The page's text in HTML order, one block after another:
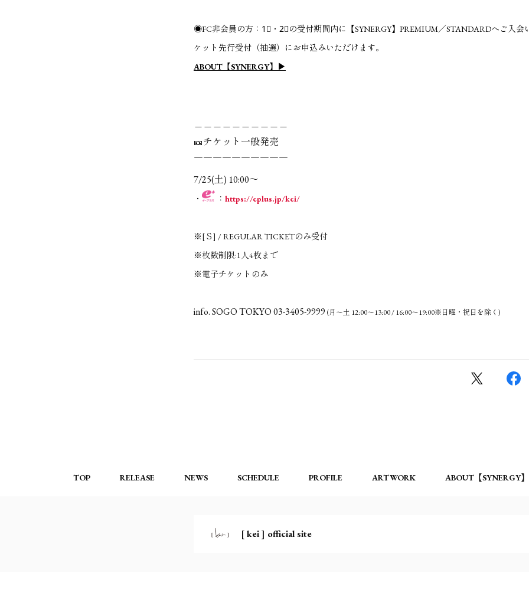
◉FC非会員の方：1⃣・2⃣の受付期間内に【SYNERGY】PREMIUM／STANDARDへご入会
ケット先行受付（抽選）にお申込みいただけます。
ABOUT【SYNERGY】▶
🎫チケット一般発売
￣￣￣￣￣￣￣￣￣￣
7/25(土) 10:00～
・ ： https://eplus.jp/kei/
※[Ｓ] / REGULAR TICKETのみ受付
※枚数制限:1人4枚まで
※電子チケットのみ
info. SOGO TOKYO 03-3405-9999 (月～土 12:00～13:00 / 16:00～19:00※日曜・祝日を除く)
TOP RELEASE NEWS SCHEDULE PROFILE ARTWORK ABOUT【SYNERGY】
[ kei ] official site